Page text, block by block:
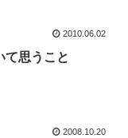
2010.06.02
て思うこと
2008.10.20